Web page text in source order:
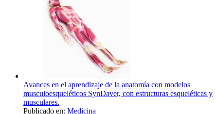
Avances en el aprendizaje de la anatomía con modelos
musculoesqueléticos SynDaver, con estructuras esqueléticas y
musculares.
Publicado en: Medicina